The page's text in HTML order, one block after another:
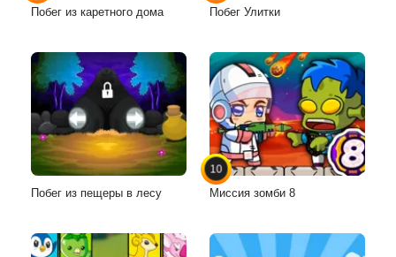
Побег из каретного дома Побег Улитки
Побег из пещеры в лесу
10
Миссия зомби 8